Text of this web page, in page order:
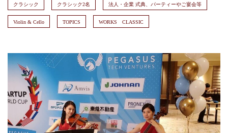
クラシック クラシック2名 法人・企業 式典、パーティーやご宴会等
Violin & Cello TOPICS WORKS CLASSIC